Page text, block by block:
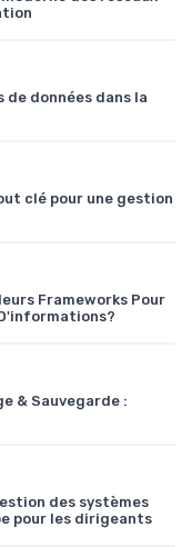
données dans la
clé pour une gestion
Frameworks Pour
& Sauvegarde :
des systèmes
pour les dirigeants